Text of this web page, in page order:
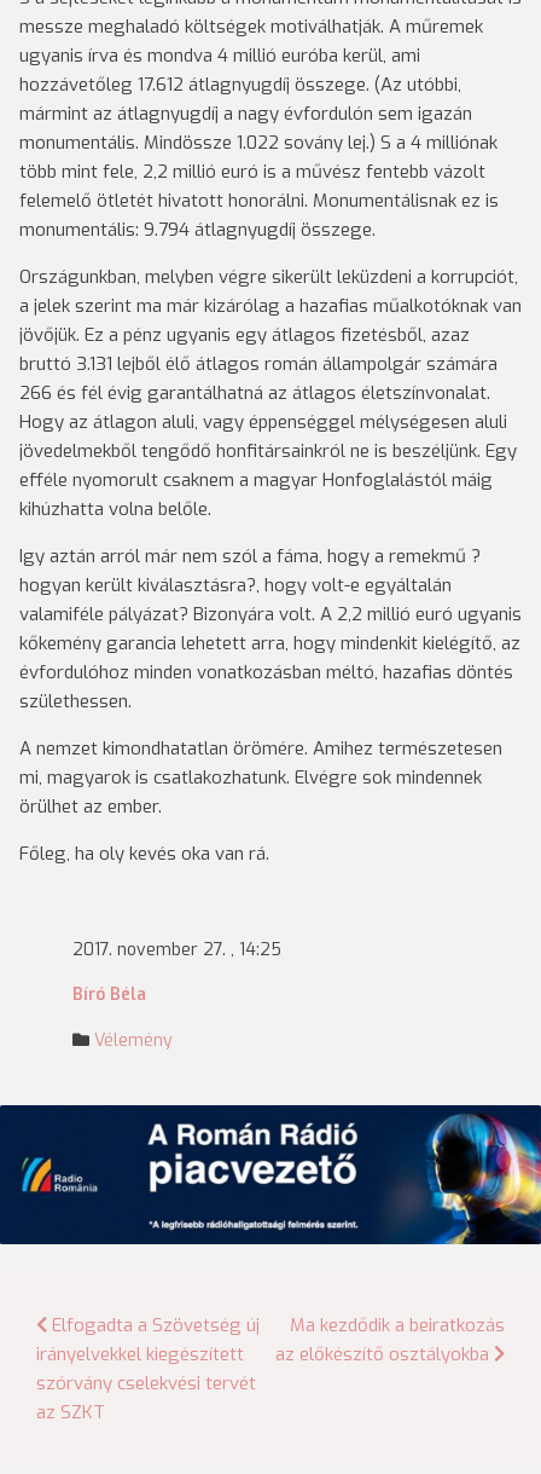
messze meghaladó költségek motiválhatják. A műremek
ugyanis írva és mondva 4 millió euróba kerül, ami
hozzávetőleg 17.612 átlagnyugdíj összege. (Az utóbbi,
mármint az átlagnyugdíj a nagy évfordulón sem igazán
monumentális. Mindössze 1.022 sovány lej.) S a 4 milliónak
több mint fele, 2,2 millió euró is a művész fentebb vázolt
felemelő ötletét hivatott honorálni. Monumentálisnak ez is
monumentális: 9.794 átlagnyugdíj összege.
Országunkban, melyben végre sikerült leküzdeni a korrupciót,
a jelek szerint ma már kizárólag a hazafias műalkotóknak van
jövőjük. Ez a pénz ugyanis egy átlagos fizetésből, azaz
bruttó 3.131 lejből élő átlagos román állampolgár számára
266 és fél évig garantálhatná az átlagos életszínvonalat.
Hogy az átlagon aluli, vagy éppenséggel mélységesen aluli
jövedelmekből tengődő honfitársainkról ne is beszéljünk. Egy
efféle nyomorult csaknem a magyar Honfoglalástól máig
kihúzhatta volna belőle.
Igy aztán arról már nem szól a fáma, hogy a remekmű ?
hogyan került kiválasztásra?, hogy volt-e egyáltalán
valamiféle pályázat? Bizonyára volt. A 2,2 millió euró ugyanis
kőkemény garancia lehetett arra, hogy mindenkit kielégítő, az
évfordulóhoz minden vonatkozásban méltó, hazafias döntés
születhessen.
A nemzet kimondhatatlan örömére. Amihez természetesen
mi, magyarok is csatlakozhatunk. Elvégre sok mindennek
örülhet az ember.
Főleg, ha oly kevés oka van rá.
2017. november 27. , 14:25
Bíró Béla
Vélemény
Bejegyzés
navigáció
Elfogadta a Szövetség új
irányelvekkel kiegészített
szórvány cselekvési tervét
az SZKT
Ma kezdődik a beiratkozás
az előkészítő osztályokba